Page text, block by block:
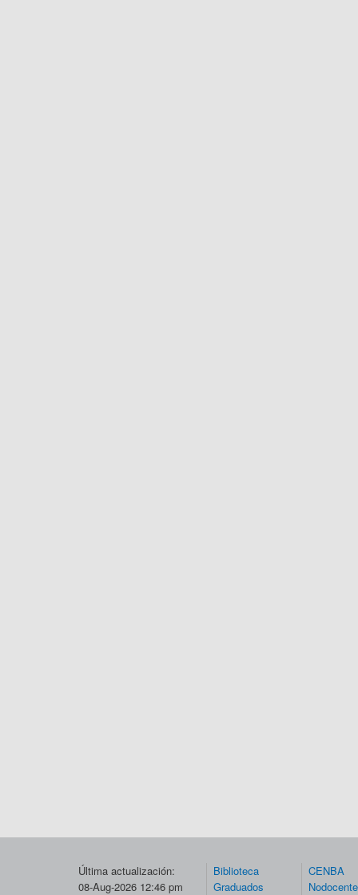
Última actualización:
08-Aug-2026 12:46 pm
Biblioteca
Graduados
CENBA